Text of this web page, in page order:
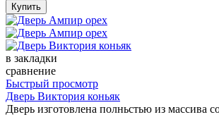
в закладки
сравнение
Быстрый просмотр
Дверь Виктория коньяк
Дверь изготовлена полньстью из массива